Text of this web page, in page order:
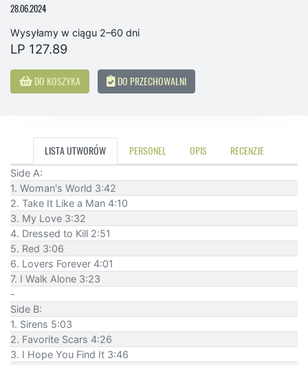
28.06.2024
Wysyłamy w ciągu 2–60 dni
LP 127.89
DO KOSZYKA DO PRZECHOWALNI
LISTA UTWORÓW PERSONEL OPIS RECENZJE
Side A:
1. Woman's World 3:42
2. Take It Like a Man 4:10
3. My Love 3:32
4. Dressed to Kill 2:51
5. Red 3:06
6. Lovers Forever 4:01
7. I Walk Alone 3:23
-
Side B:
1. Sirens 5:03
2. Favorite Scars 4:26
3. I Hope You Find It 3:46